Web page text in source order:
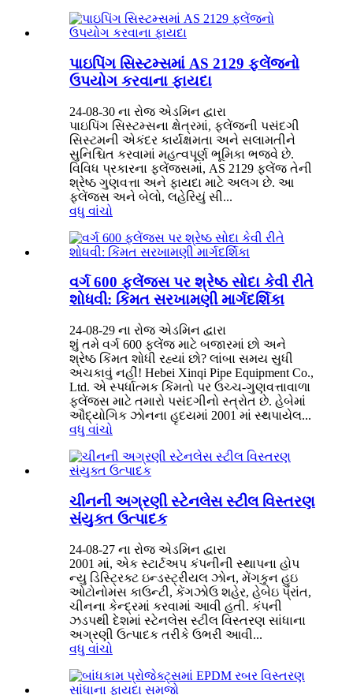
પાઇપિંગ સિસ્ટમ્સમાં AS 2129 ફ્લેંજનો
ઉપયોગ કરવાના ફાયદા
24-08-30 ના રોજ એડમિન દ્વારા
પાઇપિંગ સિસ્ટમ્સના ક્ષેત્રમાં, ફ્લેંજની પસંદગી
સિસ્ટમની એકંદર કાર્યક્ષમતા અને સલામતીને
સુનિશ્ચિત કરવામાં મહત્વપૂર્ણ ભૂમિકા ભજવે છે.
વિવિધ પ્રકારના ફ્લેંજ્સમાં, AS 2129 ફ્લેંજ તેની
શ્રેષ્ઠ ગુણવત્તા અને ફાયદા માટે અલગ છે. આ
ફ્લેંજ્સ અને બેલો, લહેરિયું સી...
વધુ વાંચો
વર્ગ 600 ફ્લેંજ્સ પર શ્રેષ્ઠ સોદા કેવી રીતે
શોધવી: કિંમત સરખામણી માર્ગદર્શિકા
24-08-29 ના રોજ એડમિન દ્વારા
શું તમે વર્ગ 600 ફ્લેંજ માટે બજારમાં છો અને
શ્રેષ્ઠ કિંમત શોધી રહ્યાં છો? લાંબા સમય સુધી
અચકાવું નહીં! Hebei Xinqi Pipe Equipment Co.,
Ltd. એ સ્પર્ધાત્મક કિંમતો પર ઉચ્ચ-ગુણવત્તાવાળા
ફ્લેંજ્સ માટે તમારો પસંદગીનો સ્ત્રોત છે. હેબેમાં
ઔદ્યોગિક ઝોનના હૃદયમાં 2001 માં સ્થપાયેલ...
વધુ વાંચો
ચીનની અગ્રણી સ્ટેનલેસ સ્ટીલ વિસ્તરણ
સંયુક્ત ઉત્પાદક
24-08-27 ના રોજ એડમિન દ્વારા
2001 માં, એક સ્ટાર્ટઅપ કંપનીની સ્થાપના હોપ
ન્યુ ડિસ્ટ્રિક્ટ ઇન્ડસ્ટ્રીયલ ઝોન, મેંગકુન હુઇ
ઓટોનોમસ કાઉન્ટી, કેંગઝોઉ શહેર, હેબેઇ પ્રાંત,
ચીનના કેન્દ્રમાં કરવામાં આવી હતી. કંપની
ઝડપથી દેશમાં સ્ટેનલેસ સ્ટીલ વિસ્તરણ સાંધાના
અગ્રણી ઉત્પાદક તરીકે ઉભરી આવી...
વધુ વાંચો